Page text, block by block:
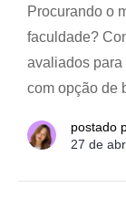
Procurando o
faculdade?
avaliados para
com opção de
postado
27 de